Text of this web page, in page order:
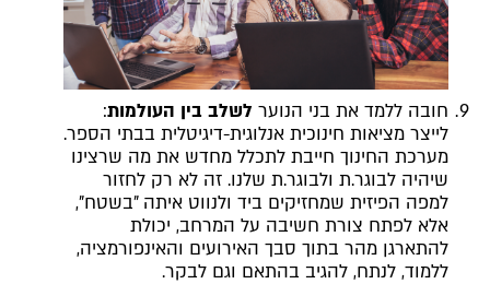
חובה ללמד את בני הנוערלשלב בין העולמות:
לייצר מציאות חינוכית אנלוגית-דיגיטלית בבתי הספר.
מערכת החינוך חייבת לתכלל מחדש את מה שרצינו
שיהיה לבוגר.ת ולבוגר.ת שלנו. זה לא רק לחזור
למפה הפיזית שמחזיקים ביד ולנווט איתה "בשטח",
אלא לפתח צורת חשיבה על המרחב, יכולת
להתארגן מהר בתוך סבך האירועים והאינפורמציה,
ללמוד, לנתח, להגיב בהתאם וגם לבקר.